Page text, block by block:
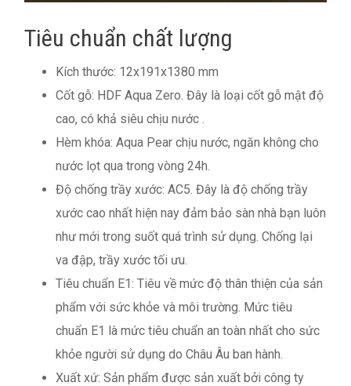
Tiêu chuẩn chất lượng
Kích thước: 12x191x1380 mm
Cốt gỗ: HDF Aqua Zero. Đây là loại cốt gỗ mật độ
cao, có khả siêu chịu nước .
Hèm khóa: Aqua Pear chịu nước, ngăn không cho
nước lọt qua trong vòng 24h.
Độ chống trầy xước: AC5. Đây là độ chống trầy
xước cao nhất hiện nay đảm bảo sàn nhà bạn luôn
như mới trong suốt quá trình sử dụng. Chống lại
va đập, trầy xước tối ưu.
Tiêu chuẩn E1: Tiêu về mức độ thân thiện của sản
phẩm với sức khỏe và môi trường. Mức tiêu
chuẩn E1 là mức tiêu chuẩn an toàn nhất cho sức
khỏe người sử dụng do Châu Âu ban hành.
Xuất xứ: Sản phẩm được sản xuất bởi công ty